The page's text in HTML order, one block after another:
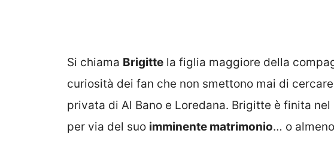
Si chiama Brigitte la figlia maggiore della
curiosità dei fan che non smettono mai di
privata di Al Bano e Loredana. Brigitte è finita
per via del suo imminente matrimonio… o